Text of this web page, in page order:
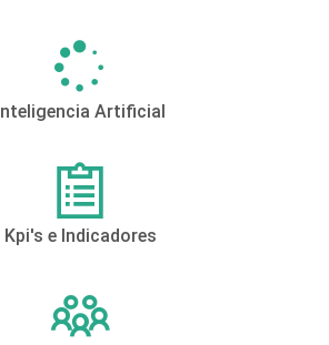
Inteligencia Artificial
Kpi's e Indicadores